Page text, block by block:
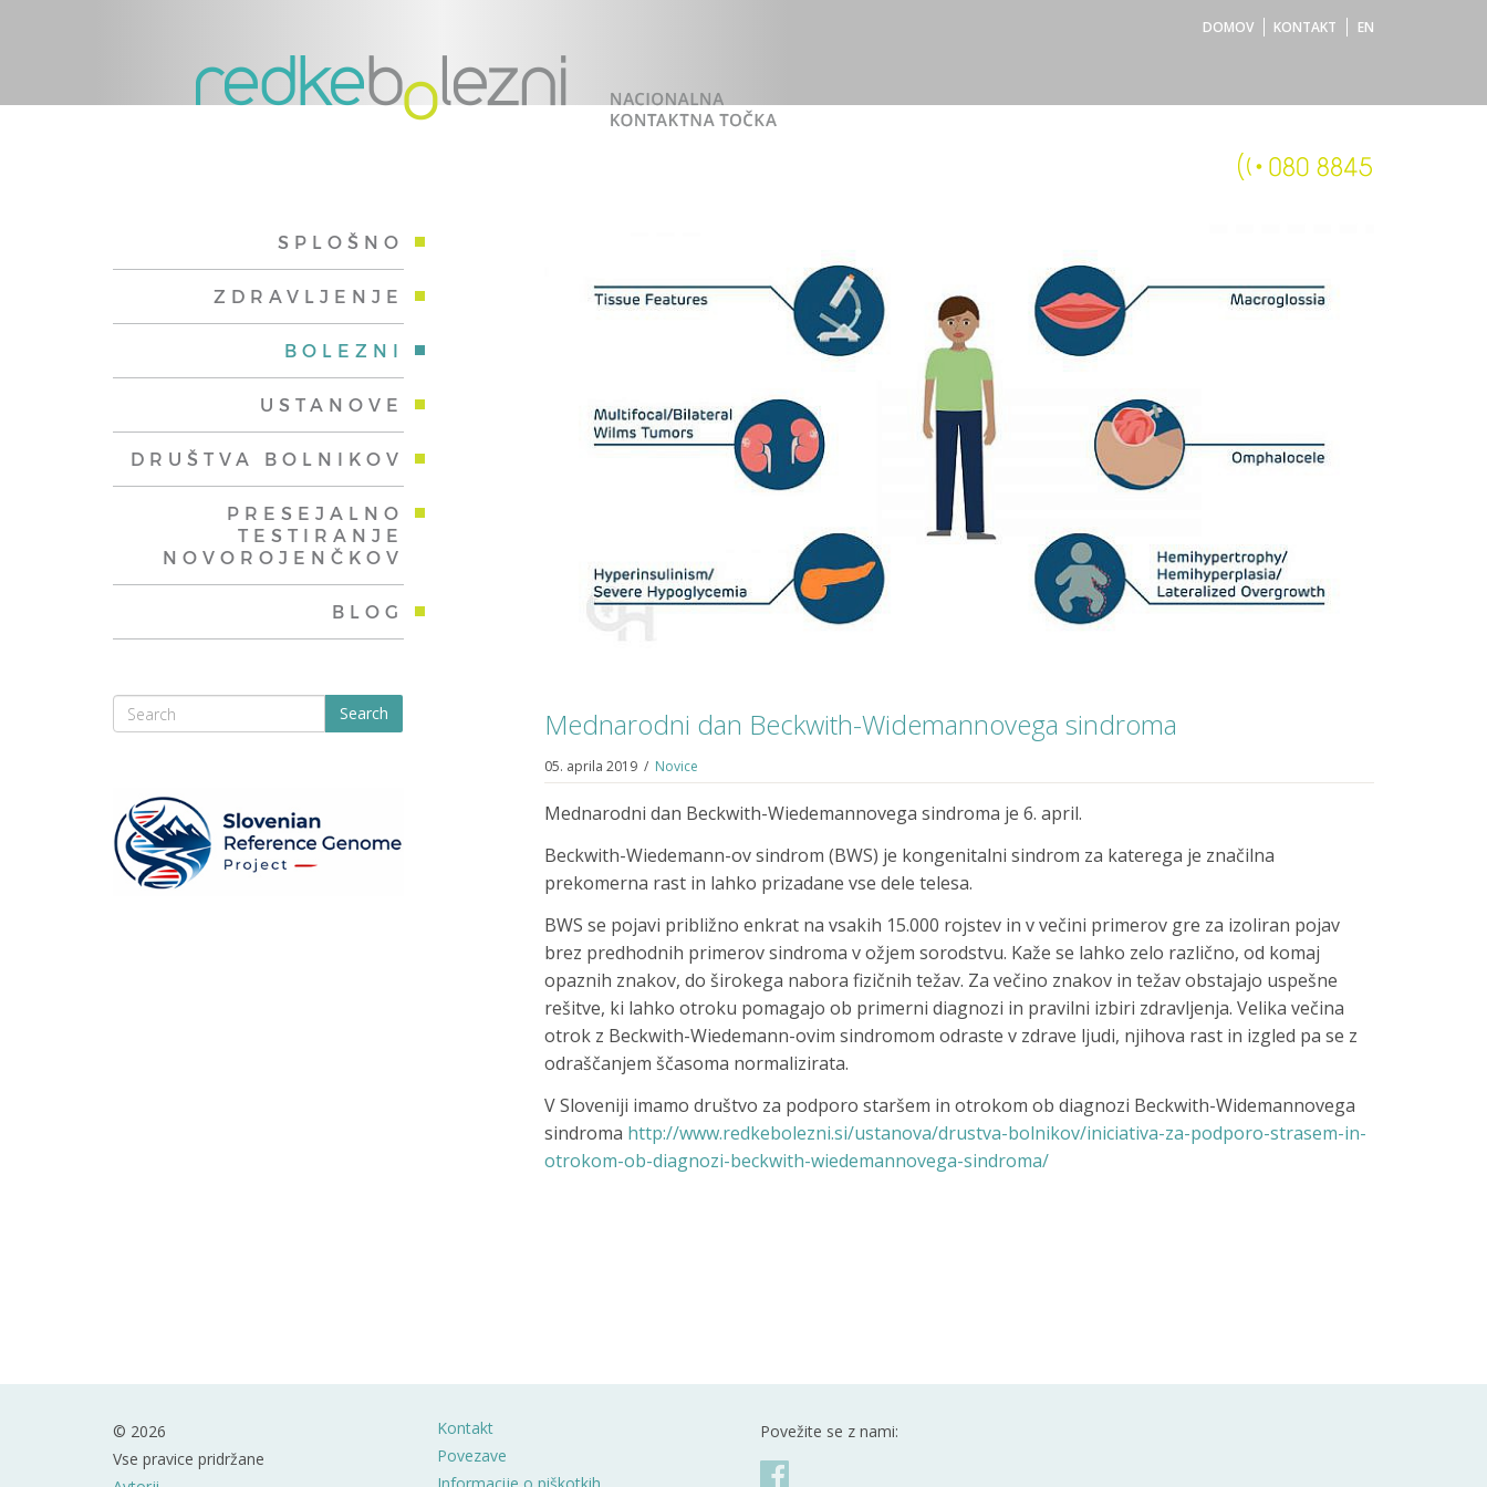
DOMOV KONTAKT EN
Mednarodni dan Beckwith-Widemannovega sindroma
05. aprila 2019 / Novice
Mednarodni dan Beckwith-Wiedemannovega sindroma je 6. april.
Beckwith-Wiedemann-ov sindrom (BWS) je kongenitalni sindrom za katerega je značilna
prekomerna rast in lahko prizadane vse dele telesa.
BWS se pojavi približno enkrat na vsakih 15.000 rojstev in v večini primerov gre za izoliran pojav
brez predhodnih primerov sindroma v ožjem sorodstvu. Kaže se lahko zelo različno, od komaj
opaznih znakov, do širokega nabora fizičnih težav. Za večino znakov in težav obstajajo uspešne
rešitve, ki lahko otroku pomagajo ob primerni diagnozi in pravilni izbiri zdravljenja. Velika večina
otrok z Beckwith-Wiedemann-ovim sindromom odraste v zdrave ljudi, njihova rast in izgled pa se z
odraščanjem ščasoma normalizirata.
V Sloveniji imamo društvo za podporo staršem in otrokom ob diagnozi Beckwith-Widemannovega
sindroma http://www.redkebolezni.si/ustanova/drustva-bolnikov/iniciativa-za-podporo-strasem-in-
otrokom-ob-diagnozi-beckwith-wiedemannovega-sindroma/
SPLOŠNO
ZDRAVLJENJE
BOLEZNI
USTANOVE
DRUŠTVA BOLNIKOV
PRESEJALNO
TESTIRANJE
NOVOROJENČKOV
BLOG
Search
© 2026
Vse pravice pridržane
Kontakt
Povezave
Povežite se z nami: